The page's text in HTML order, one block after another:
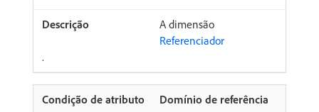
A dimensão
Referenciador
.
Domínio de referência